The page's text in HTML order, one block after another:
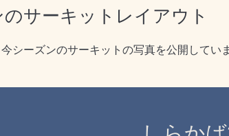
サーキットレイアウト
シーズンのサーキットの写真を公開してい